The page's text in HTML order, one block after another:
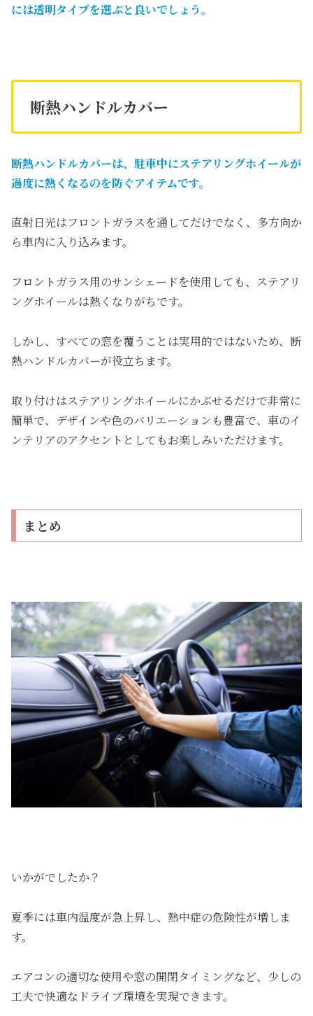
には透明タイプを選ぶと良いでしょう。
断熱ハンドルカバー
断熱ハンドルカバーは、駐車中にステアリングホイールが
過度に熱くなるのを防ぐアイテムです。
直射日光はフロントガラスを通してだけでなく、多方向か
ら車内に入り込みます。
フロントガラス用のサンシェードを使用しても、ステアリ
ングホイールは熱くなりがちです。
しかし、すべての窓を覆うことは実用的ではないため、断
熱ハンドルカバーが役立ちます。
取り付けはステアリングホイールにかぶせるだけで非常に
簡単で、デザインや色のバリエーションも豊富で、車のイ
ンテリアのアクセントとしてもお楽しみいただけます。
まとめ
いかがでしたか？
夏季には車内温度が急上昇し、熱中症の危険性が増しま
す。
エアコンの適切な使用や窓の開閉タイミングなど、少しの
工夫で快適なドライブ環境を実現できます。